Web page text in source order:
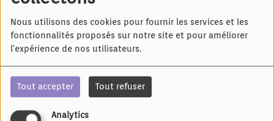
Nous utilisons des cookies pour fournir les services et les
fonctionnalités proposés sur notre site et pour améliorer
l'expérience de nos utilisateurs.
Tout accepter Tout refuser
Analytics
Retrouvez le
podcast des
émissions ci-
dessous.